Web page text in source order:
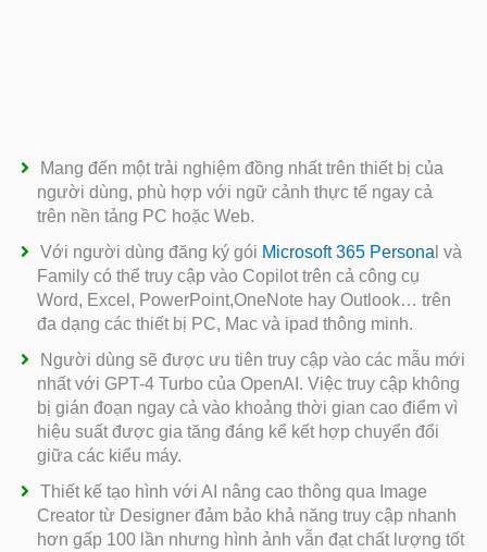
Mang đến một trải nghiệm đồng nhất trên thiết bị của
người dùng, phù hợp với ngữ cảnh thực tế ngay cả
trên nền tảng PC hoặc Web.
Với người dùng đăng ký gói Microsoft 365 Persona l và
Family có thể truy cập vào Copilot trên cả công cụ
Word, Excel, PowerPoint,OneNote hay Outlook… trên
đa dạng các thiết bị PC, Mac và ipad thông minh.
Người dùng sẽ được ưu tiên truy cập vào các mẫu mới
nhất với GPT-4 Turbo của OpenAI. Việc truy cập không
bị gián đoạn ngay cả vào khoảng thời gian cao điểm vì
hiệu suất được gia tăng đáng kể kết hợp chuyển đổi
giữa các kiểu máy.
Thiết kế tạo hình với AI nâng cao thông qua Image
Creator từ Designer đảm bảo khả năng truy cập nhanh
hơn gấp 100 lần nhưng hình ảnh vẫn đạt chất lượng tốt